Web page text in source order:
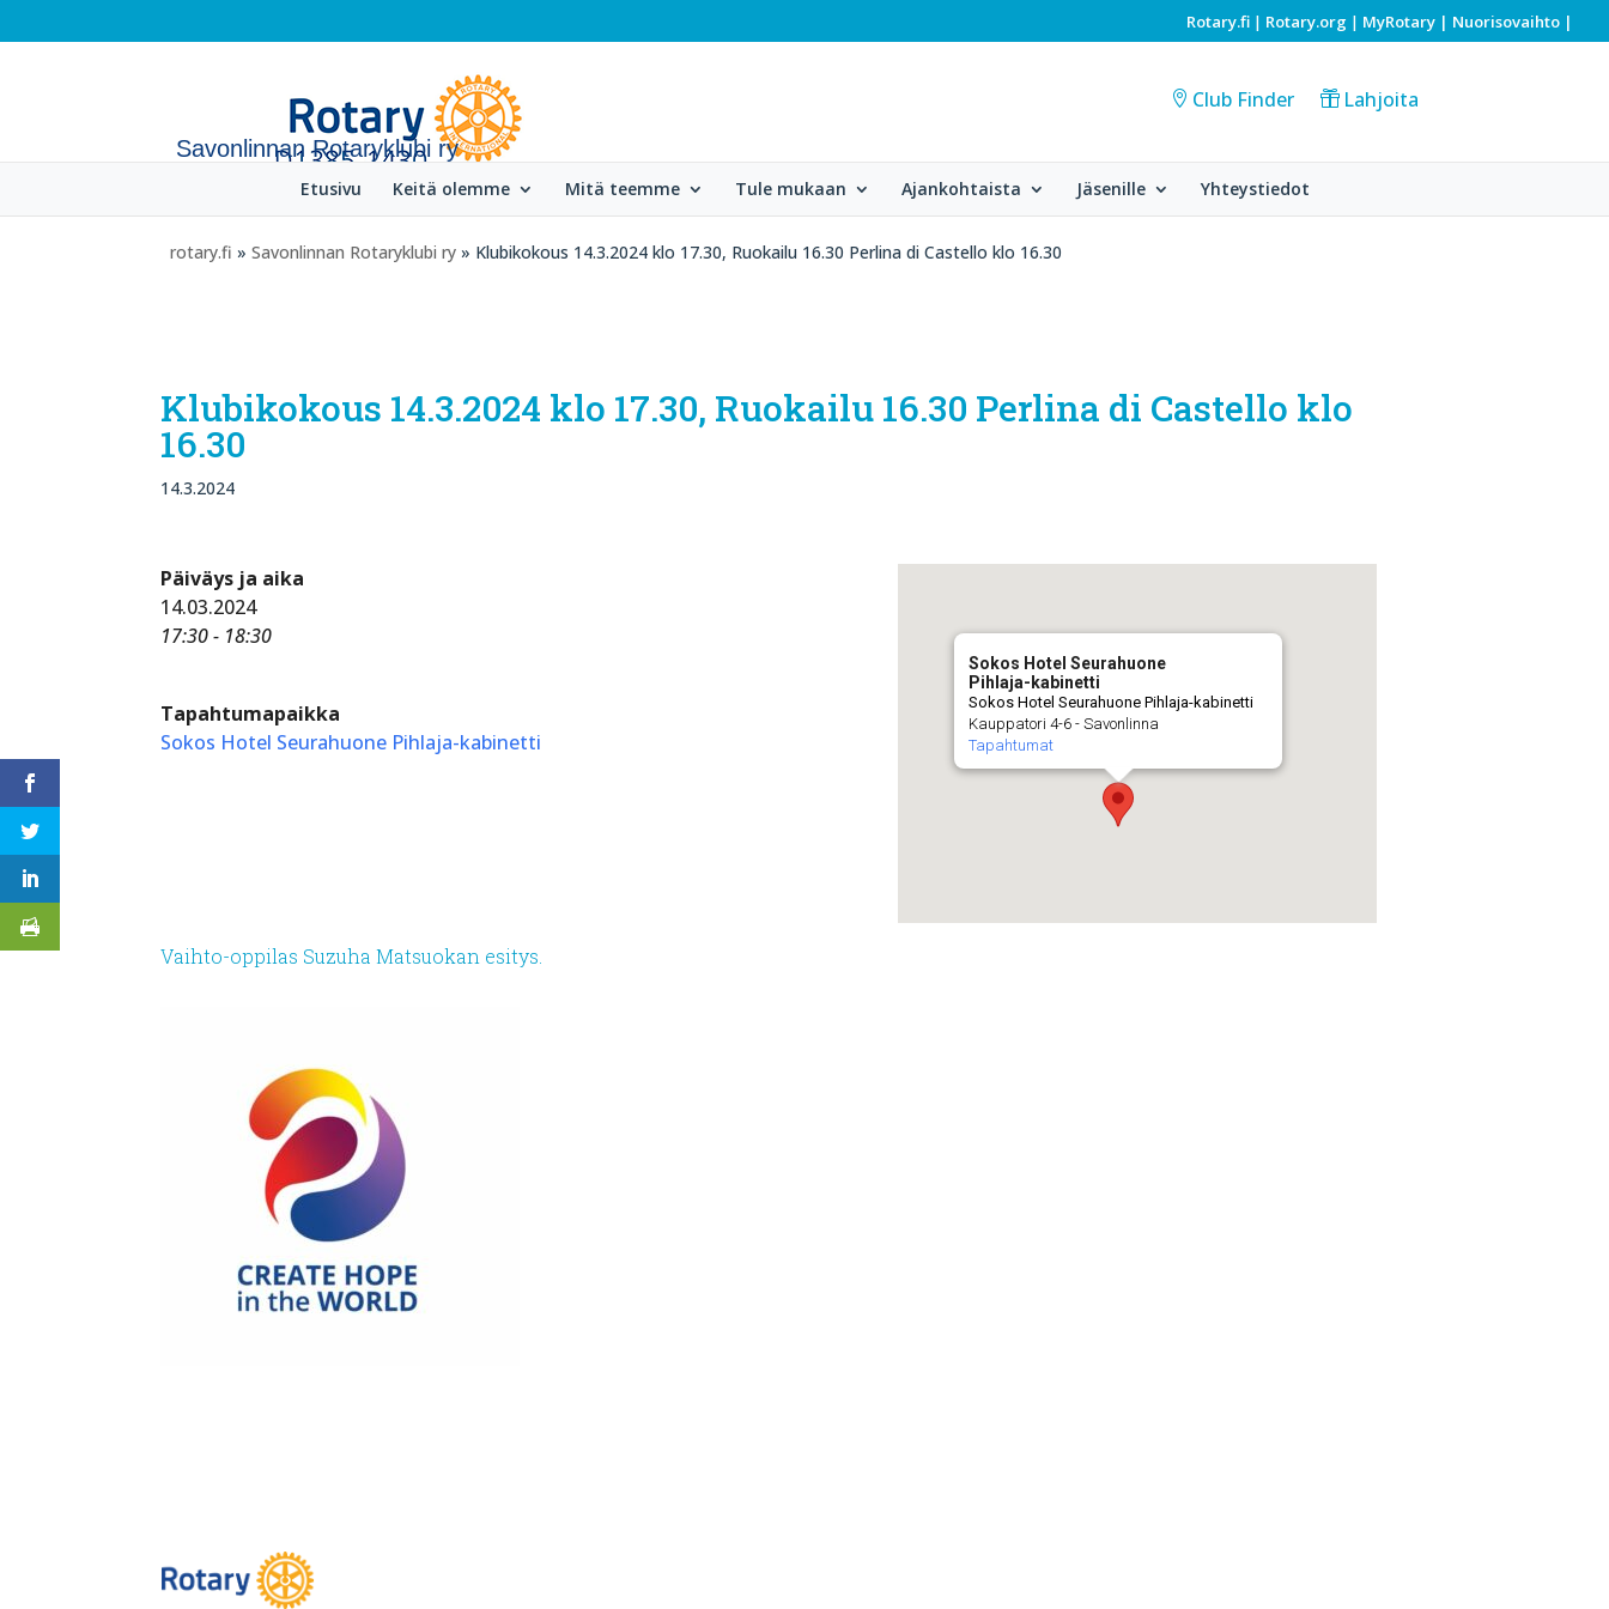
Rotary.fi | Rotary.org | MyRotary | Nuorisovaihto |
Savonlinnan Rotaryklubi ry
Club Finder Lahjoita
Etusivu Keitä olemme Mitä teemme Tule mukaan Ajankohtaista Jäsenille Yhteystiedot
rotary.fi » Savonlinnan Rotaryklubi ry » Klubikokous 14.3.2024 klo 17.30, Ruokailu 16.30 Perlina di Castello klo 16.30
Klubikokous 14.3.2024 klo 17.30, Ruokailu 16.30 Perlina di Castello klo
16.30
14.3.2024
Sokos Hotel Seurahuone
Pihlaja-kabinetti
Sokos Hotel Seurahuone Pihlaja-kabinetti
Kauppatori 4-6 - Savonlinna
Tapahtumat
Päiväys ja aika
14.03.2024
17:30 - 18:30
Tapahtumapaikka
Sokos Hotel Seurahuone Pihlaja-kabinetti
Vaihto-oppilas Suzuha Matsuokan esitys.